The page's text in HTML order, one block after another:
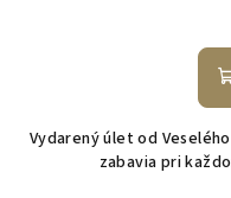
Vydarený úlet od
zabavia pri